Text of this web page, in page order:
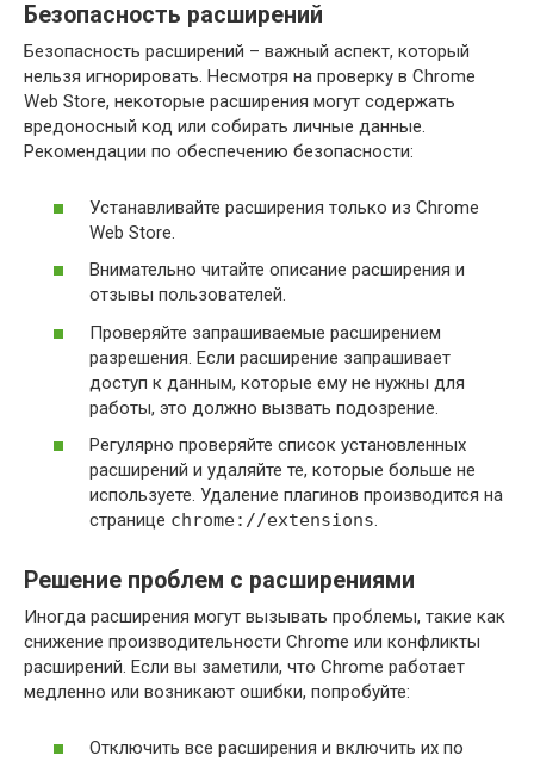
Безопасность расширений
Безопасность расширений – важный аспект, который
нельзя игнорировать. Несмотря на проверку в Chrome
Web Store, некоторые расширения могут содержать
вредоносный код или собирать личные данные.
Рекомендации по обеспечению безопасности:
Устанавливайте расширения только из Chrome
Web Store.
Внимательно читайте описание расширения и
отзывы пользователей.
Проверяйте запрашиваемые расширением
разрешения. Если расширение запрашивает
доступ к данным, которые ему не нужны для
работы, это должно вызвать подозрение.
Регулярно проверяйте список установленных
расширений и удаляйте те, которые больше не
используете. Удаление плагинов производится на
странице chrome://extensions.
Решение проблем с расширениями
Иногда расширения могут вызывать проблемы, такие как
снижение производительности Chrome или конфликты
расширений. Если вы заметили, что Chrome работает
медленно или возникают ошибки, попробуйте:
Отключить все расширения и включить их по